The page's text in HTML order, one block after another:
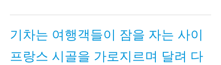
기차는 여행객들이 잠을 자는 사이
프랑스 시골을 가로지르며 달려 다